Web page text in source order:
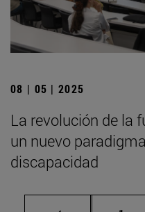
08 | 05 | 2025
La revolución de la
un nuevo
discapacidad